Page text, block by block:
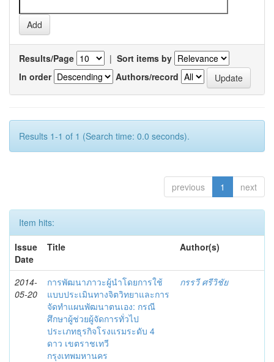
Results/Page | Sort items by
In order
Authors/record
Results 1-1 of 1 (Search time: 0.0 seconds).
previous 1 next
Item hits:
Issue
Date
Title Author(s)
2014-
05-20
การพัฒนาภาวะผู้นำโดยการใช้
แบบประเมินทางจิตวิทยาและการ
จัดทำแผนพัฒนาตนเอง: กรณี
ศึกษาผู้ช่วยผู้จัดการทั่วไป
ประเภทธุรกิจโรงแรมระดับ 4
ดาว เขตราชเทวี
กรุงเทพมหานคร
กรรวี ศรีวิชัย